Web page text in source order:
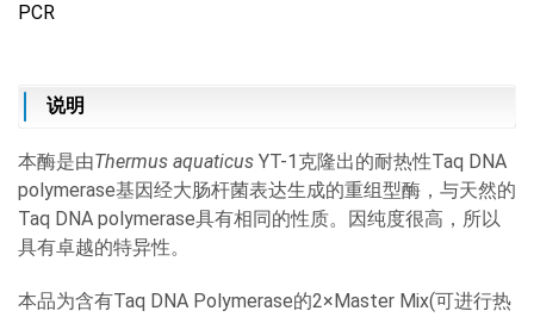
PCR
说明
本酶是由Thermus aquaticus YT-1克隆出的耐热性Taq DNA
polymerase基因经大肠杆菌表达生成的重组型酶，与天然的
Taq DNA polymerase具有相同的性质。因纯度很高，所以
具有卓越的特异性。
本品为含有Taq DNA Polymerase的2×Master Mix(可进行热